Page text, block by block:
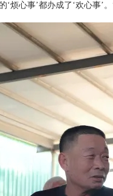
‘烦心事’都办成了‘欢心事